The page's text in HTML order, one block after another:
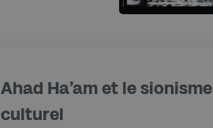
Ahad Ha’am et le sionisme
culturel